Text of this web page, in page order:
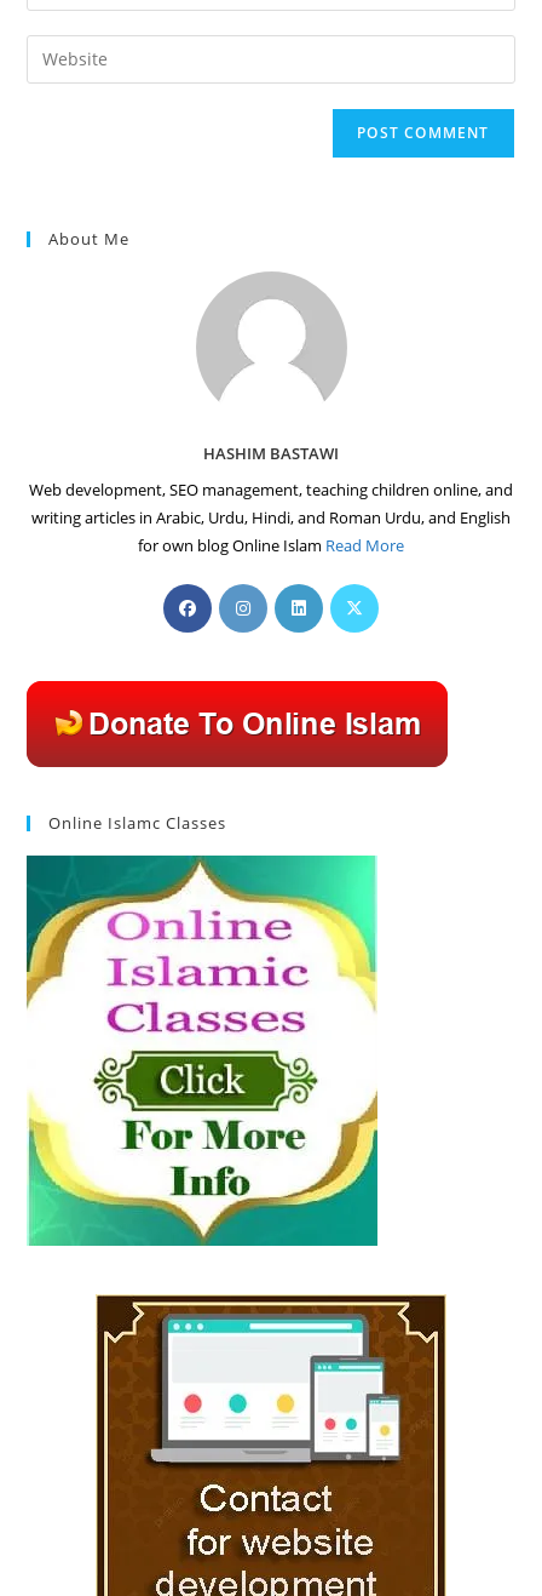
comment
your
email
address
Enter
your
About Me
HASHIM BASTAWI
Web development, SEO management, teaching children online, and
writing articles in Arabic, Urdu, Hindi, and Roman Urdu, and English
for own blog Online Islam Read More
Opens
in
new
tab
Opens
in
new
tab
Opens
in
new
tab
Opens
new
tab
Online Islamc Classes